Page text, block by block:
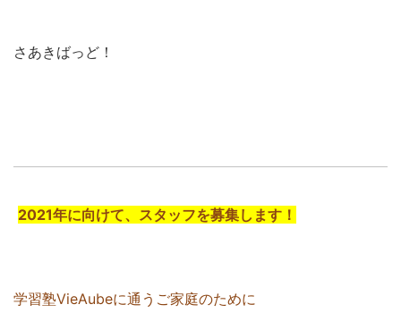
さあきばっど！
2021年に向けて、スタッフを募集します！
学習塾VieAubeに通うご家庭のために